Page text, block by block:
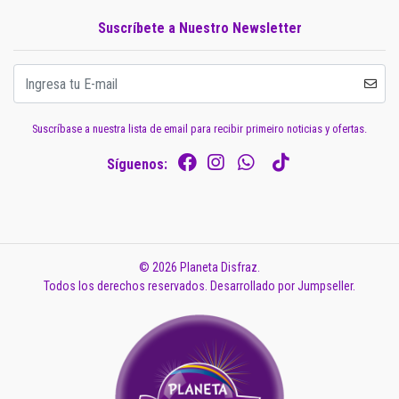
Suscríbete a Nuestro Newsletter
Suscríbase a nuestra lista de email para recibir primeiro noticias y ofertas.
Síguenos:
© 2026 Planeta Disfraz.
Todos los derechos reservados. Desarrollado por Jumpseller.